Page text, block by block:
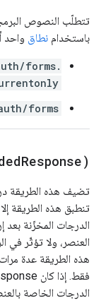
تتطلّب النصوص
باستخدام نطاق واحد
forms.
forms
Response)
تضيف هذه الطريقة
تنطبق هذه الطريقة
الدرجات المخزّنة
العنصر، ولا تؤثّر في
هذه الطريقة عدة
الدرجات الخاصة